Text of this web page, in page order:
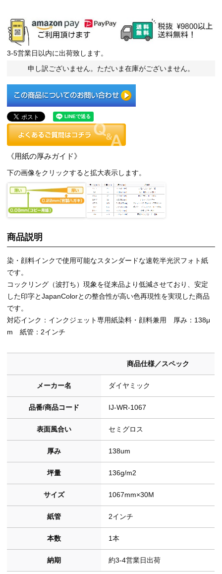
3-5営業日以内に出荷致します。
申し訳ございません。ただいま在庫がございません。
《用紙の厚みガイド》
下の画像をクリックすると拡大表示します。
商品説明
染・顔料インクで使用可能なスタンダードな速乾半光沢フォト紙
です。
コックリング（波打ち）現象を従来品より低減させており、安定
した印字とJapanColorとの整合性が高い色再現性を実現した商品
です。
対応インク：インクジェット専用紙染料・顔料兼用 厚み：138μ
m 紙管：2インチ
商品仕様／スペック
メーカー名 ダイヤミック
品番/商品コード IJ-WR-1067
表面風合い セミグロス
厚み 138um
坪量 136g/m2
サイズ 1067mm×30M
紙管 2インチ
本数 1本
納期 約3-4営業日出荷